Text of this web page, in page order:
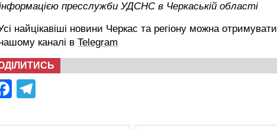
пресслужби УДСНС в Черкаській області
найцікавіші новини Черкас та регіону можна отримувати
каналі в Telegram
Facebook